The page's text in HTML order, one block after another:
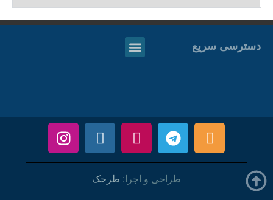
دسترسی سریع
طراحی و اجرا: طرحک